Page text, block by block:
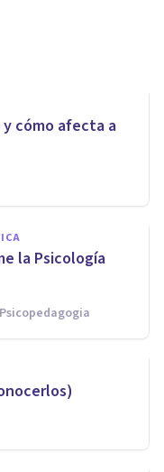
cómo afecta a
la Psicología